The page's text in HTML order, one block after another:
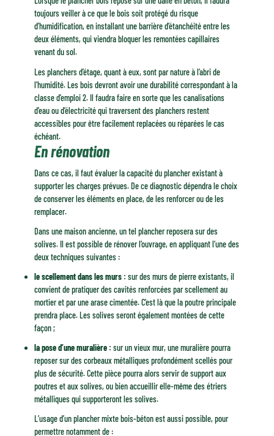
toujours veiller à ce que le bois soit protégé du risque
d’humidification, en installant une barrière d’étanchéité entre les
deux éléments, qui viendra bloquer les remontées capillaires
venant du sol.
Les planchers d’étage, quant à eux, sont par nature à l’abri de
l’humidité. Les bois devront avoir une durabilité correspondant à la
classe d’emploi 2. Il faudra faire en sorte que les canalisations
d’eau ou d’électricité qui traversent des planchers restent
accessibles pour être facilement replacées ou réparées le cas
échéant.
En rénovation
Dans ce cas, il faut évaluer la capacité du plancher existant à
supporter les charges prévues. De ce diagnostic dépendra le choix
de conserver les éléments en place, de les renforcer ou de les
remplacer.
Dans une maison ancienne, un tel plancher reposera sur des
solives. Il est possible de rénover l’ouvrage, en appliquant l’une des
deux techniques suivantes :
le scellement dans les murs : sur des murs de pierre existants, il
convient de pratiquer des cavités renforcées par scellement au
mortier et par une arase cimentée. C’est là que la poutre principale
prendra place. Les solives seront également montées de cette
façon ;
la pose d’une muralière : sur un vieux mur, une muralière pourra
reposer sur des corbeaux métalliques profondément scellés pour
plus de sécurité. Cette pièce pourra alors servir de support aux
poutres et aux solives, ou bien accueillir elle-même des étriers
métalliques qui supporteront les solives.
L’usage d’un plancher mixte bois-béton est aussi possible, pour
permettre notamment de :